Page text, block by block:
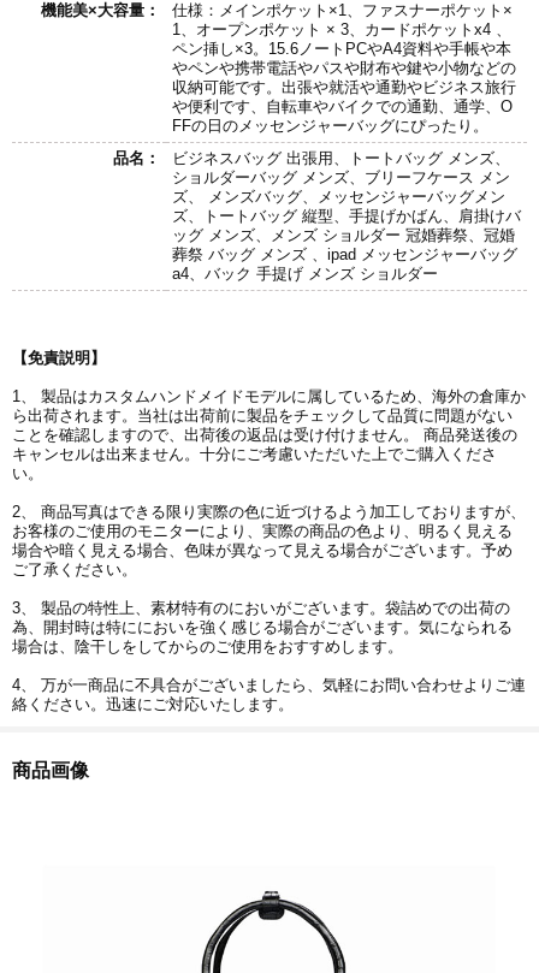
機能美×大容量：
仕様：メインポケット×1、ファスナーポケット×
1、オープンポケット × 3、カードポケットx4 、
ペン挿し×3。15.6ノートPCやA4資料や手帳や本
やペンや携帯電話やパスや財布や鍵や小物などの
収納可能です。出張や就活や通勤やビジネス旅行
や便利です、自転車やバイクでの通勤、通学、O
FFの日のメッセンジャーバッグにぴったり。
品名：
ビジネスバッグ 出張用、トートバッグ メンズ、
ショルダーバッグ メンズ、ブリーフケース メン
ズ、 メンズバッグ、メッセンジャーバッグメン
ズ、トートバッグ 縦型、手提げかばん、肩掛けバ
ッグ メンズ、メンズ ショルダー 冠婚葬祭、冠婚
葬祭 バッグ メンズ 、ipad メッセンジャーバッグ
a4、バック 手提げ メンズ ショルダー
【免責説明】
1、 製品はカスタムハンドメイドモデルに属しているため、海外の倉庫か
ら出荷されます。当社は出荷前に製品をチェックして品質に問題がない
ことを確認しますので、出荷後の返品は受け付けません。 商品発送後の
キャンセルは出来ません。十分にご考慮いただいた上でご購入くださ
い。
2、 商品写真はできる限り実際の色に近づけるよう加工しておりますが、
お客様のご使用のモニターにより、実際の商品の色より、明るく見える
場合や暗く見える場合、色味が異なって見える場合がございます。予め
ご了承ください。
3、 製品の特性上、素材特有のにおいがございます。袋詰めでの出荷の
為、開封時は特ににおいを強く感じる場合がございます。気になられる
場合は、陰干しをしてからのご使用をおすすめします。
4、 万が一商品に不具合がございましたら、気軽にお問い合わせよりご連
絡ください。迅速にご対応いたします。
商品画像